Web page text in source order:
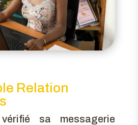
Relation
sa messagerie